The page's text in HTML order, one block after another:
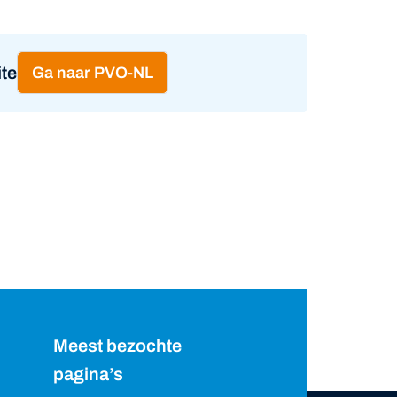
Ga naar PVO-NL
Meest bezochte
pagina’s